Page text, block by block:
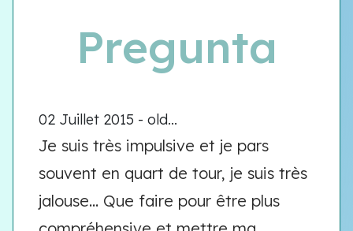
Pregunta
02 Juillet 2015 - old...
Je suis très impulsive et je pars
souvent en quart de tour, je suis très
jalouse... Que faire pour être plus